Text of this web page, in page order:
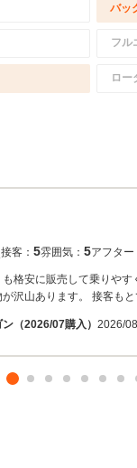
バッ
フル
ロー
接客： 5雰囲気： 5アフター
格安に販売して乗りや
沢山あります。 接客も
（2026/07購入） 2026/